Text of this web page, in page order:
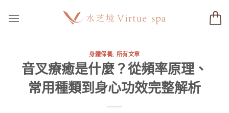
身體保養, 所有文章
音叉療癒是什麼？從頻率原理、
常用種類到身心功效完整解析